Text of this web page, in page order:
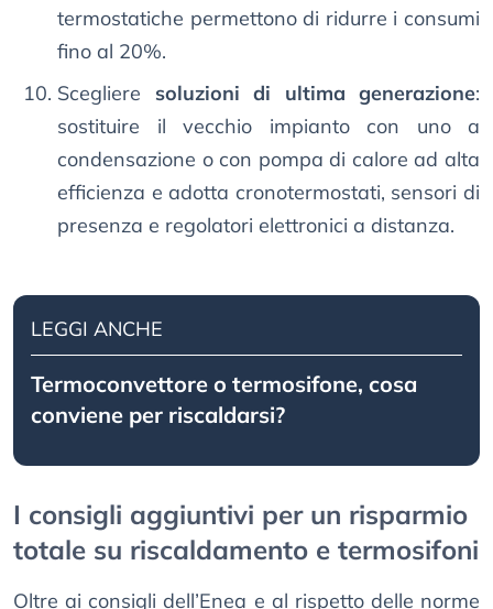
termostatiche permettono di ridurre i consumi
fino al 20%.
Scegliere soluzioni di ultima generazione:
sostituire il vecchio impianto con uno a
condensazione o con pompa di calore ad alta
efficienza e adotta cronotermostati, sensori di
presenza e regolatori elettronici a distanza.
LEGGI ANCHE
Termoconvettore o termosifone, cosa
conviene per riscaldarsi?
I consigli aggiuntivi per un risparmio
totale su riscaldamento e termosifoni
Oltre ai consigli dell’Enea e al rispetto delle norme